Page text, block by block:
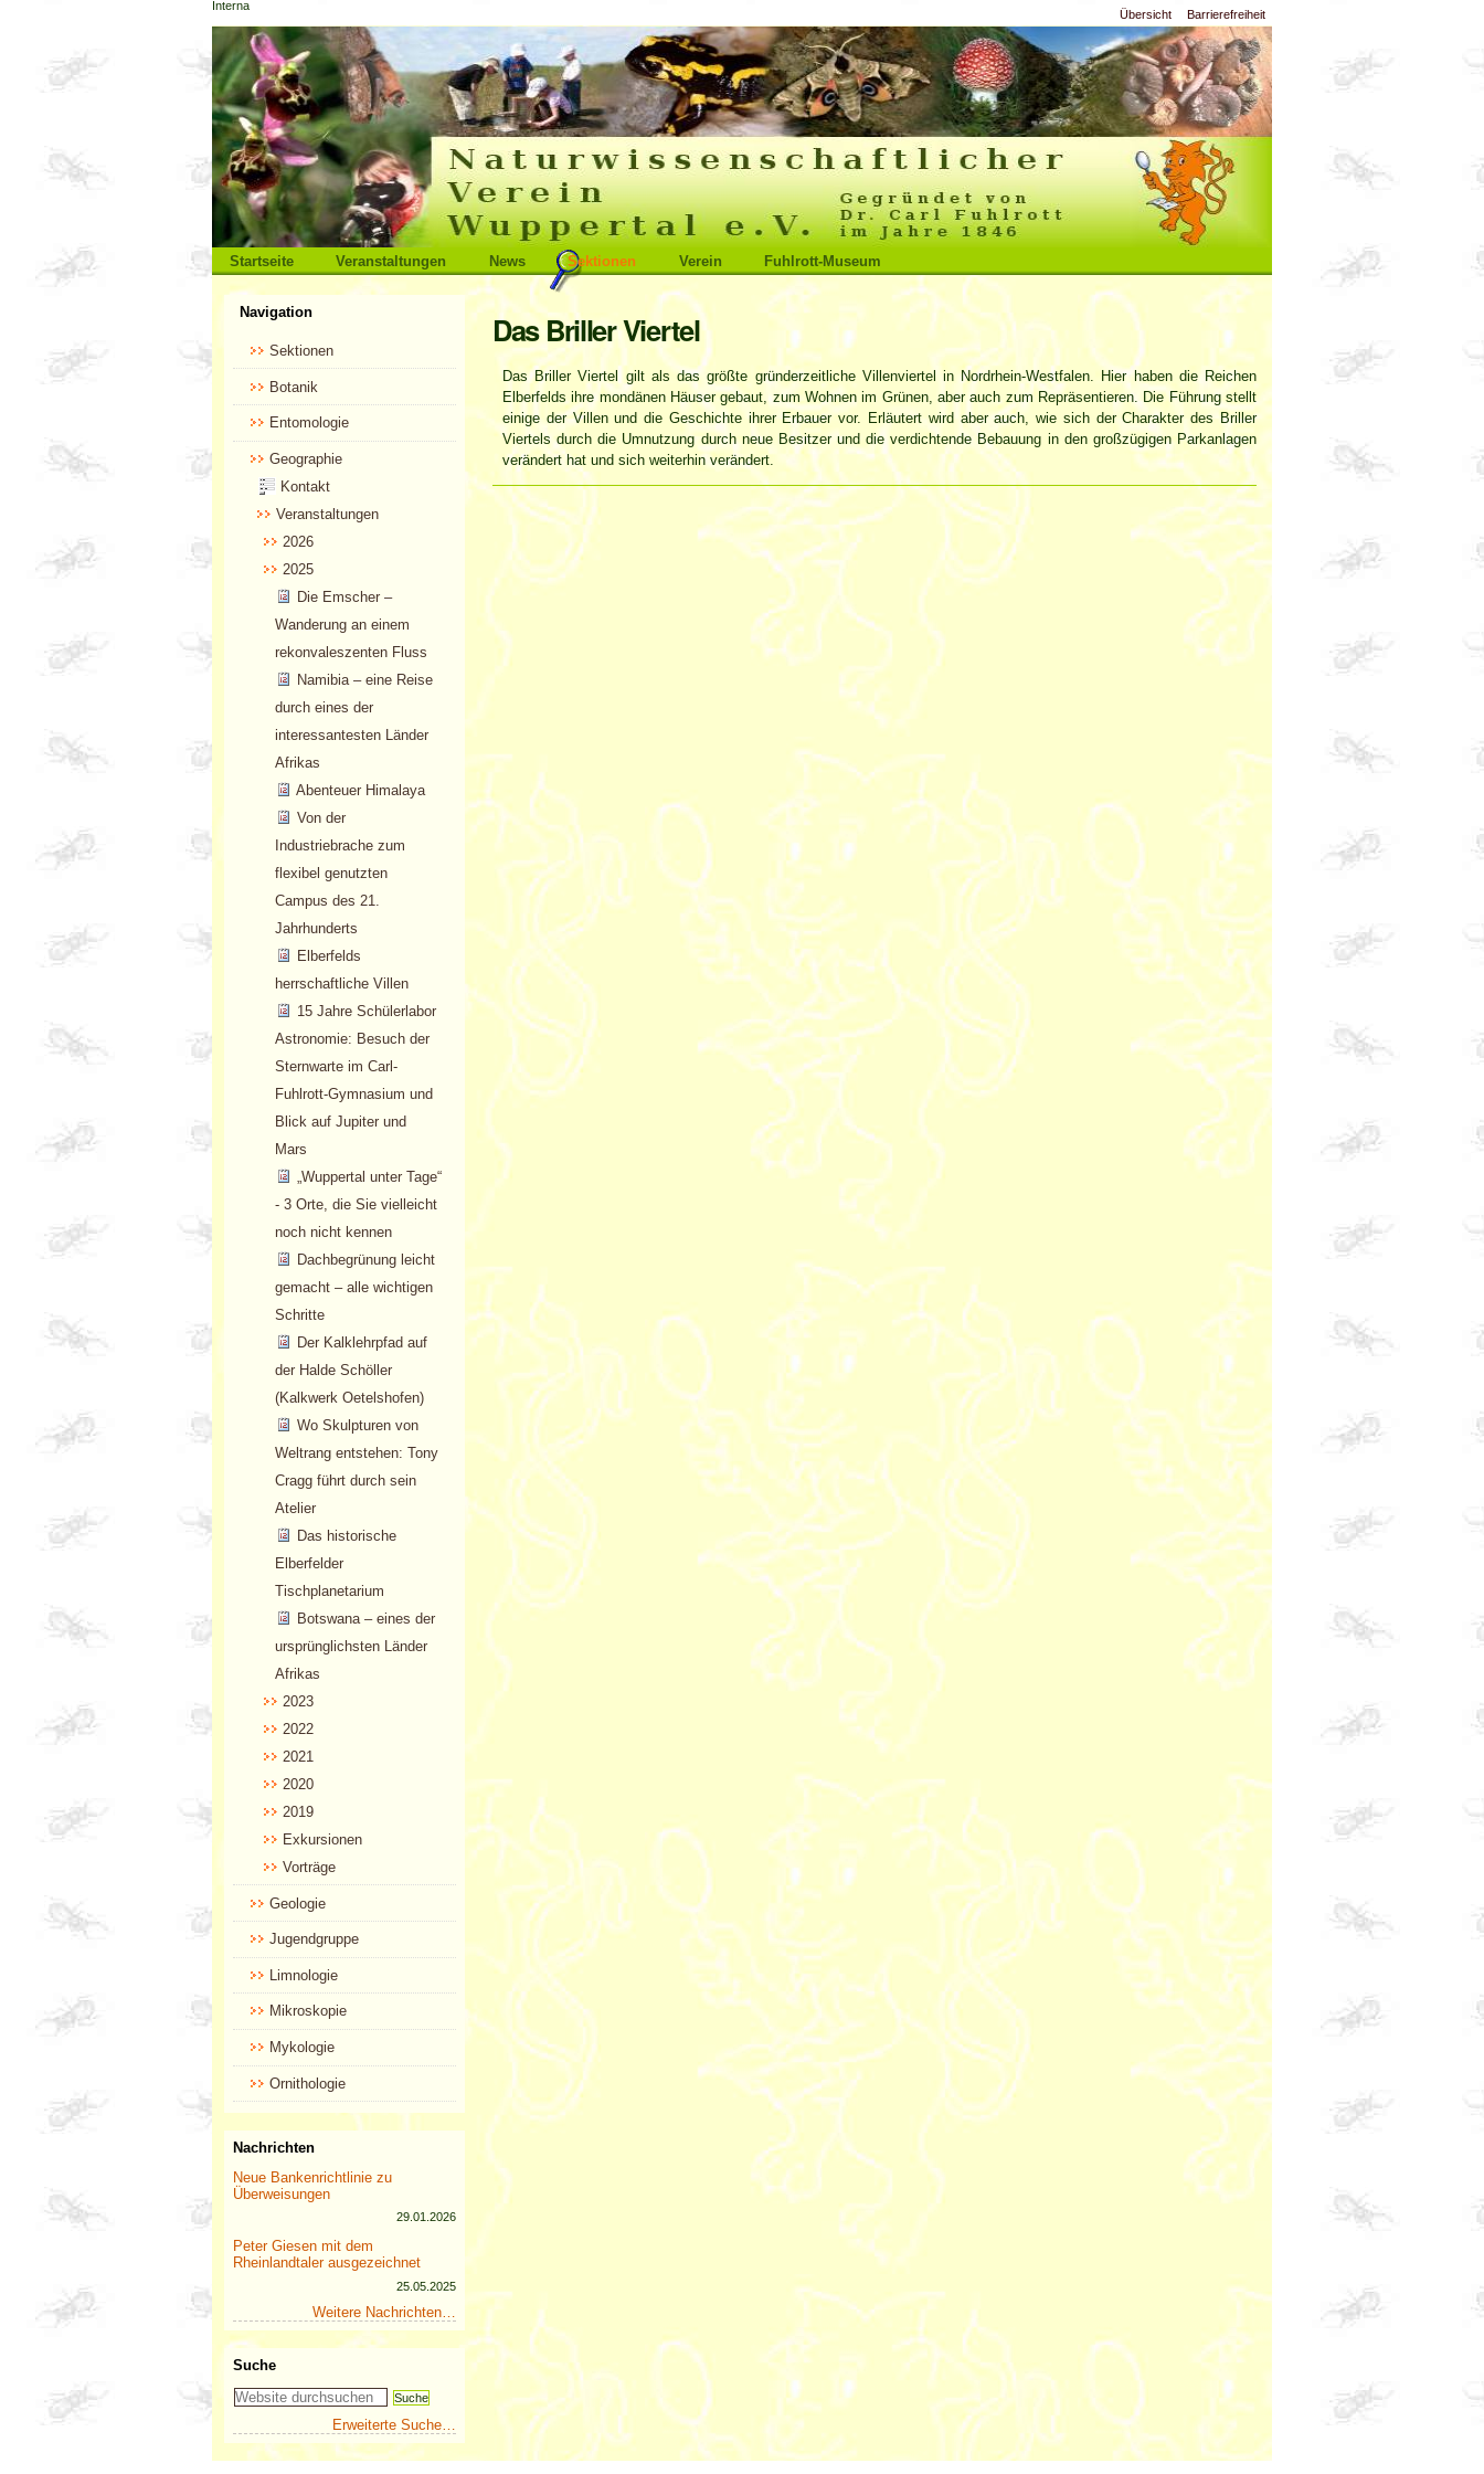
Direkt
zum
Inhalt
|
Direkt
zur
Navigation
Übersicht Barrierefreiheit
Sektionen
Startseite Veranstaltungen News Sektionen Verein Fuhlrott-Museum
Benutzerspezifische
Interna
Das Briller Viertel
Das Briller Viertel gilt als das größte gründerzeitliche Villenviertel in Nordrhein-Westfalen. Hier haben die Reichen
Elberfelds ihre mondänen Häuser gebaut, zum Wohnen im Grünen, aber auch zum Repräsentieren. Die Führung stellt
einige der Villen und die Geschichte ihrer Erbauer vor. Erläutert wird aber auch, wie sich der Charakter des Briller
Viertels durch die Umnutzung durch neue Besitzer und die verdichtende Bebauung in den großzügigen Parkanlagen
verändert hat und sich weiterhin verändert.
Navigation
Sektionen
Botanik
Entomologie
Geographie
Kontakt
Veranstaltungen
2026
2025
Die Emscher –
Wanderung an einem
rekonvaleszenten Fluss
Namibia – eine Reise
durch eines der
interessantesten Länder
Afrikas
Abenteuer Himalaya
Von der
Industriebrache zum
flexibel genutzten
Campus des 21.
Jahrhunderts
Elberfelds
herrschaftliche Villen
15 Jahre Schülerlabor
Astronomie: Besuch der
Sternwarte im Carl-
Fuhlrott-Gymnasium und
Blick auf Jupiter und
Mars
„Wuppertal unter Tage“
- 3 Orte, die Sie vielleicht
noch nicht kennen
Dachbegrünung leicht
gemacht – alle wichtigen
Schritte
Der Kalklehrpfad auf
der Halde Schöller
(Kalkwerk Oetelshofen)
Wo Skulpturen von
Weltrang entstehen: Tony
Cragg führt durch sein
Atelier
Das historische
Elberfelder
Tischplanetarium
Botswana – eines der
ursprünglichsten Länder
Afrikas
2023
2022
2021
2020
2019
Exkursionen
Vorträge
Geologie
Jugendgruppe
Limnologie
Mikroskopie
Mykologie
Ornithologie
Nachrichten
Neue Bankenrichtlinie zu
Überweisungen
29.01.2026
Peter Giesen mit dem
Rheinlandtaler ausgezeichnet
25.05.2025
Weitere Nachrichten…
Suche
Erweiterte Suche…